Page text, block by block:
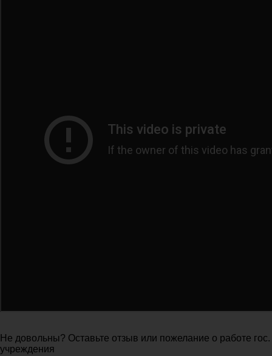
Не довольны? Оставьте отзыв или пожелание о работе гос.
учреждения